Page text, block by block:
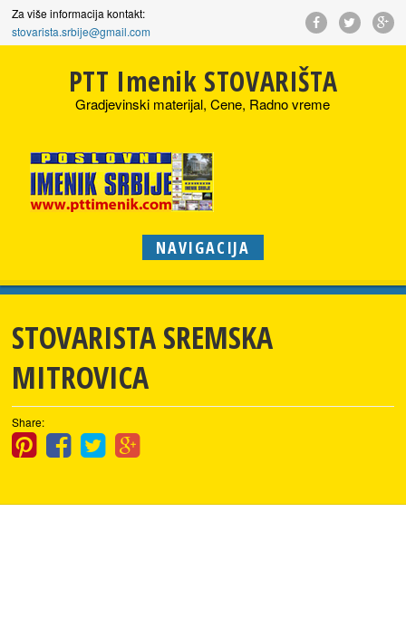
Za više informacija kontakt:
stovarista.srbije@gmail.com
PTT Imenik STOVARIŠTA
Gradjevinski materijal, Cene, Radno vreme
NAVIGACIJA
STOVARISTA SREMSKA
MITROVICA
Share: